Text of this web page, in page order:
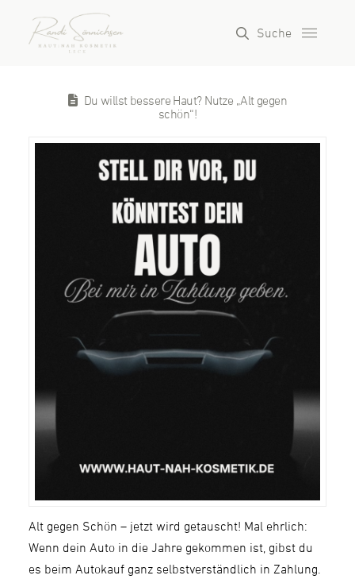
Suche
Du willst bessere Haut? Nutze „Alt gegen
schön“!
Alt gegen Schön – jetzt wird getauscht! Mal ehrlich:
Wenn dein Auto in die Jahre gekommen ist, gibst du
es beim Autokauf ganz selbstverständlich in Zahlung.